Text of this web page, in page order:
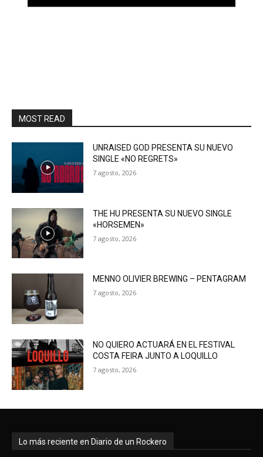
MOST READ
UNRAISED GOD PRESENTA SU NUEVO
SINGLE «NO REGRETS»
7 agosto, 2026
THE HU PRESENTA SU NUEVO SINGLE
«HORSEMEN»
7 agosto, 2026
MENNO OLIVIER BREWING – PENTAGRAM
7 agosto, 2026
NO QUIERO ACTUARÁ EN EL FESTIVAL
COSTA FEIRA JUNTO A LOQUILLO
7 agosto, 2026
Lo más reciente en Diario de un Rockero